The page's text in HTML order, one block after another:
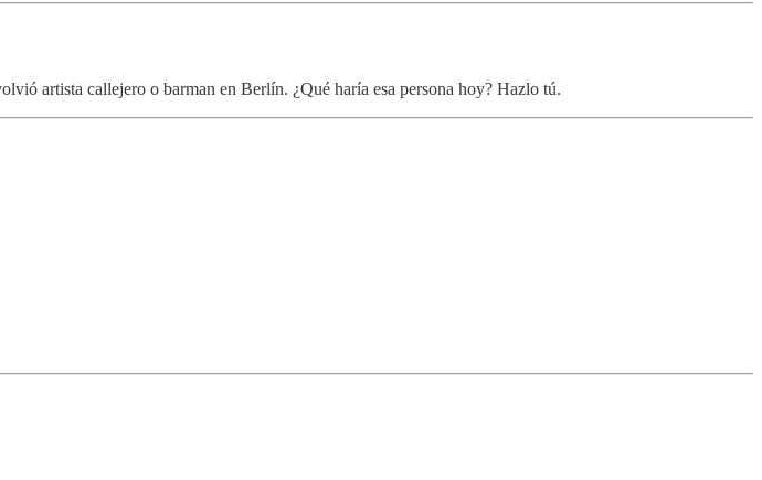
artista callejero o barman en Berlín. ¿Qué haría esa persona hoy? Hazlo tú.